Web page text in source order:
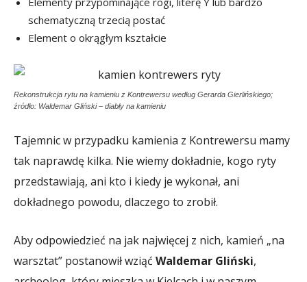
schematyczną trzecią postać
Element o okrągłym kształcie
Rekonstrukcja rytu na kamieniu z Kontrewersu według Gerarda Gierlińskiego;
źródło: Waldemar Gliński – diabły na kamieniu
Tajemnic w przypadku kamienia z Kontrewersu mamy
tak naprawdę kilka. Nie wiemy dokładnie, kogo ryty
przedstawiają, ani kto i kiedy je wykonał, ani
dokładnego powodu, dlaczego to zrobił.
Aby odpowiedzieć na jak najwięcej z nich, kamień „na
warsztat” postanowił wziąć Waldemar Gliński,